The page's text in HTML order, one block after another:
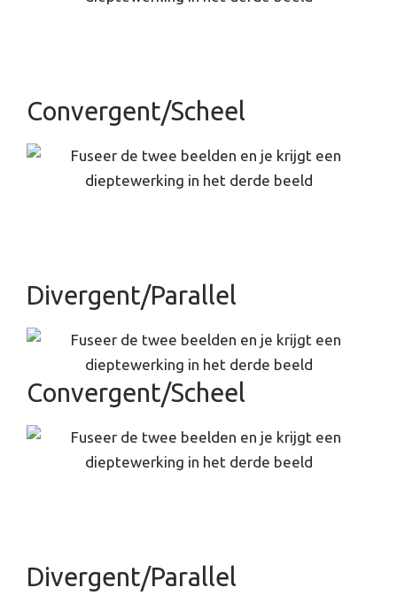
Convergent/Scheel
Divergent/Parallel
Convergent/Scheel
Divergent/Parallel